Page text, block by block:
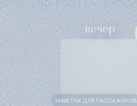
ЗАМЕТКИ ДЛЯ ПАССАЖИРОВ